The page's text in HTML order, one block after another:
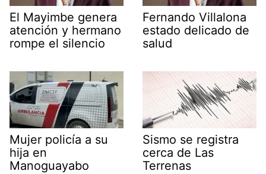
El Mayimbe genera
atención y hermano
rompe el silencio
Fernando Villalona
estado delicado de
salud
Mujer policía a su
hija en
Manoguayabo
Sismo se registra
cerca de Las
Terrenas